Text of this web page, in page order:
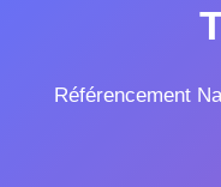
Référencement